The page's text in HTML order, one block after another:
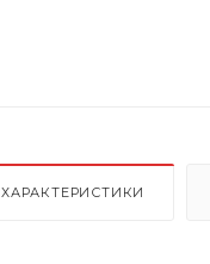
ХАРАКТЕРИСТИКИ